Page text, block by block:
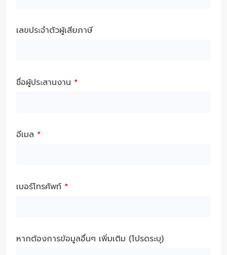
เลขประจำตัวผู้เสียภาษี
ชื่อผู้ประสานงาน *
อีเมล *
เบอร์โทรศัพท์ *
หากต้องการข้อมูลอื่นๆ เพิ่มเติม (โปรดระบุ)